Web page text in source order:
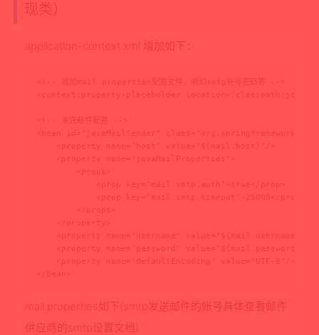
现类）
application-context.xml 增加如下：
<!-- 增加mail.properties配置文件，例如smtp帐号密码等 -->
<context:property-placeholder
<!-- 发送邮件配置 -->
<bean id="javaMailSender"
    <property name="host" value="${mail.host}"/>
    <property name="javaMailProperties">
        <props>
            <prop key="mail.smtp.auth">true</prop>
            <prop key="mail.smtp.timeout">25000</prop>
        </props>
    </property>
    <property name="username" value="${mail.username}"/>
    <property name="password" value="${mail.password}"/>
    <property name="defaultEncoding" value="UTF-8"/>
</bean>
mail.properties如下(smtp发送邮件的帐号具体查看邮件
供应商的smtp设置文档)